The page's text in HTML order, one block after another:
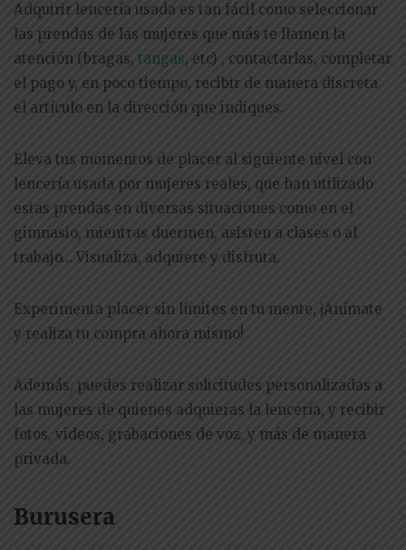
Adquirir lencería usada es tan fácil como seleccionar
las prendas de las mujeres que más te llamen la
atención (bragas, tangas, etc) , contactarlas, completar
el pago y, en poco tiempo, recibir de manera discreta
el artículo en la dirección que indiques.
Eleva tus momentos de placer al siguiente nivel con
lencería usada por mujeres reales, que han utilizado
estas prendas en diversas situaciones como en el
gimnasio, mientras duermen, asisten a clases o al
trabajo… Visualiza, adquiere y disfruta.
Experimenta placer sin límites en tu mente, ¡Anímate
y realiza tu compra ahora mismo!
Además, puedes realizar solicitudes personalizadas a
las mujeres de quienes adquieras la lencería, y recibir
fotos, videos, grabaciones de voz, y más de manera
privada.
Burusera